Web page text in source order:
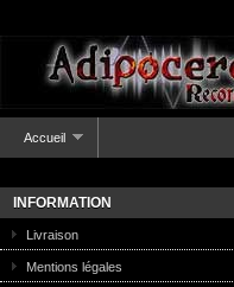
Accueil
INFORMATION
Livraison
Mentions légales